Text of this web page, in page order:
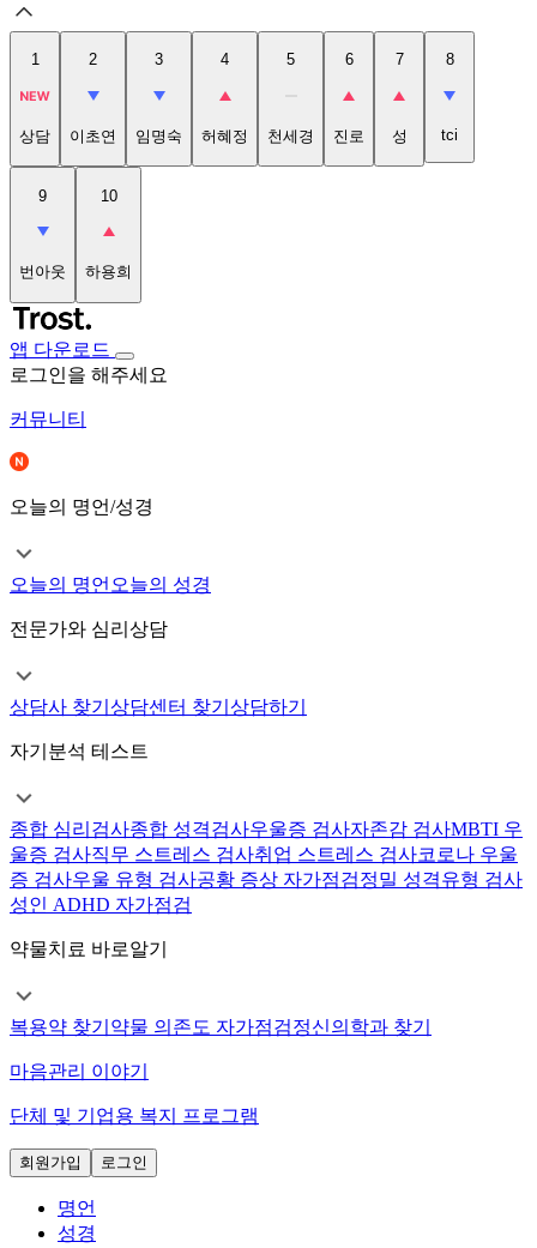
1
상담
2
이초연
3
임명숙
4
허혜정
5
천세경
6
진로
7
성
8
tci
9
번아웃
10
하용희
앱 다운로드
로그인을 해주세요
커뮤니티
오늘의 명언/성경
오늘의 명언 오늘의 성경
전문가와 심리상담
상담사 찾기 상담센터 찾기 상담하기
자기분석 테스트
종합 심리검사종합 성격검사우울증 검사자존감 검사MBTI 우
울증 검사직무 스트레스 검사취업 스트레스 검사코로나 우울
증 검사우울 유형 검사공황 증상 자가점검정밀 성격유형 검사
성인 ADHD 자가점검
약물치료 바로알기
복용약 찾기 약물 의존도 자가점검정신의학과 찾기
마음관리 이야기
단체 및 기업용 복지 프로그램
회원가입 로그인
명언
성경